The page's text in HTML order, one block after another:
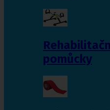
pomůcky